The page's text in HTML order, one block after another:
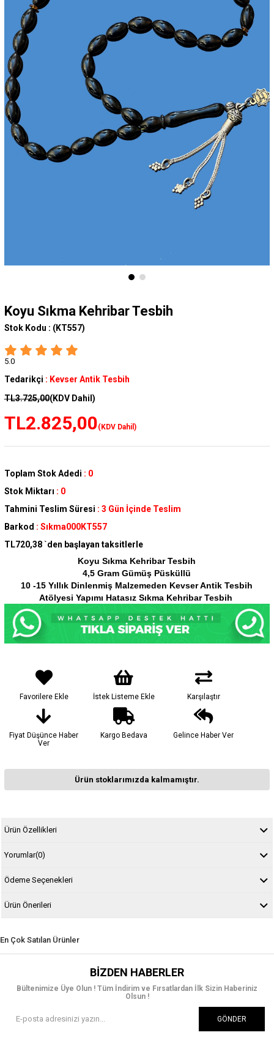
Koyu Sıkma Kehribar Tesbih
Stok Kodu : (KT557)
5.0
Tedarikçi : Kevser Antik Tesbih
TL3.725,00(KDV Dahil)
TL2.825,00(KDV Dahil)
Toplam Stok Adedi : 0
Stok Miktarı : 0
Tahmini Teslim Süresi : 3 Gün İçinde Teslim
Barkod : Sıkma000KT557
TL720,38 `den başlayan taksitlerle
Koyu Sıkma Kehribar Tesbih
4,5 Gram Gümüş Püsküllü
10 -15 Yıllık Dinlenmiş Malzemeden Kevser Antik Tesbih
Atölyesi Yapımı Hatasız Sıkma Kehribar Tesbih
Favorilere Ekle İstek Listeme Ekle Karşılaştır
Fiyat Düşünce Haber
Ver
Kargo Bedava Gelince Haber Ver
Ürün stoklarımızda kalmamıştır.
Ürün Özellikleri
Yorumlar(0)
Ödeme Seçenekleri
Ürün Önerileri
En Çok Satılan Ürünler
BIZDEN HABERLER
Bültenimize Üye Olun ! Tüm İndirim ve Fırsatlardan İlk Sizin Haberiniz
Olsun !
GÖNDER